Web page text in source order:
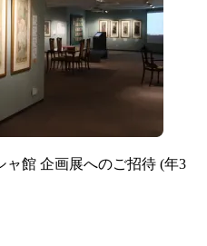
ャ館 企画展へのご招待 (年3